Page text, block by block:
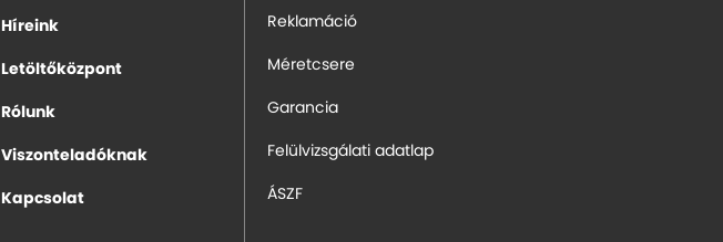
Híreink
Letöltőközpont
Rólunk
Viszonteladóknak
Kapcsolat
Reklamáció
Méretcsere
Garancia
Felülvizsgálati adatlap
ÁSZF